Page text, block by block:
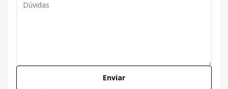
Enviar